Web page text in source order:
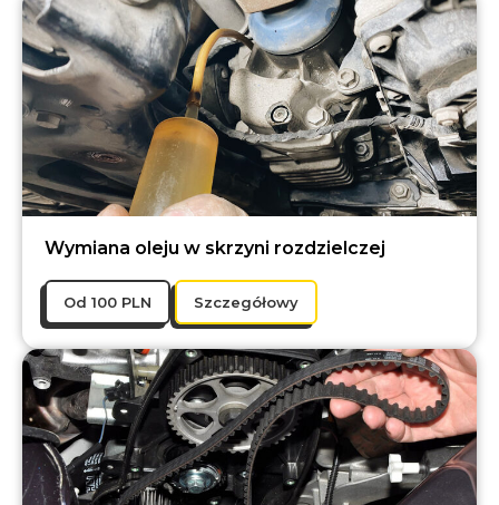
Wymiana oleju w skrzyni rozdzielczej
Оd 100 PLN Szczegółowy